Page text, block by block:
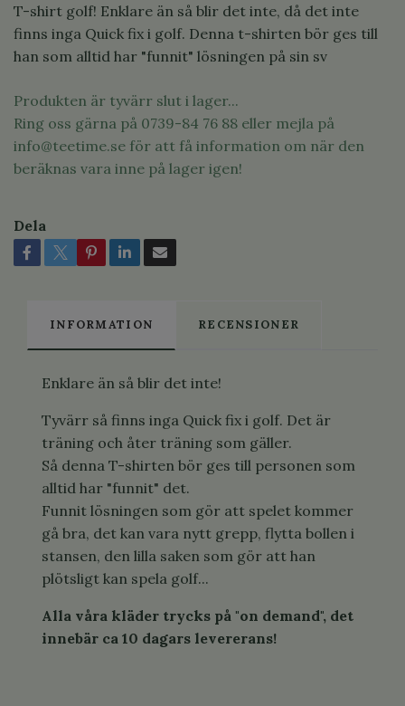
T-shirt golf! Enklare än så blir det inte, då det inte
finns inga Quick fix i golf. Denna t-shirten bör ges till
han som alltid har "funnit" lösningen på sin sv
Produkten är tyvärr slut i lager...
Ring oss gärna på 0739-84 76 88 eller mejla på
info@teetime.se för att få information om när den
beräknas vara inne på lager igen!
Dela
INFORMATION RECENSIONER
Enklare än så blir det inte!
Tyvärr så finns inga Quick fix i golf. Det är
träning och åter träning som gäller.
Så denna T-shirten bör ges till personen som
alltid har "funnit" det.
Funnit lösningen som gör att spelet kommer
gå bra, det kan vara nytt grepp, flytta bollen i
stansen, den lilla saken som gör att han
plötsligt kan spela golf...
Alla våra kläder trycks på "on demand", det
innebär ca 10 dagars levererans!